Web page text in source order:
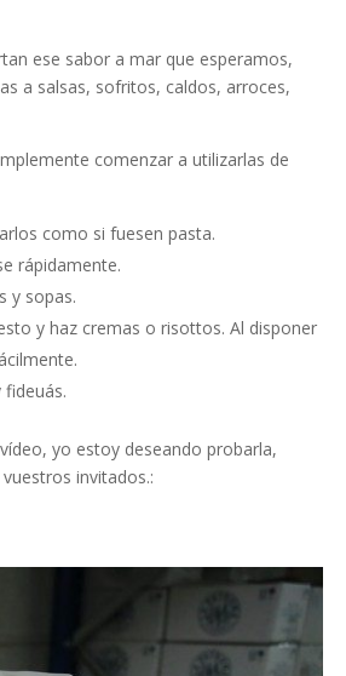
ese sabor a mar que esperamos,
a salsas, sofritos, caldos, arroces,
comenzar a utilizarlas de
como si fuesen pasta.
rápidamente.
y sopas.
y haz cremas o risottos. Al disponer
yo estoy deseando probarla,
invitados.: